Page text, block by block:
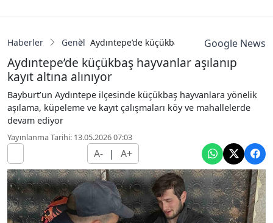
Haberler Genel Aydıntepe’de küçükbaş hayvanlar aşılanıp
Google News
Aydıntepe’de küçükbaş hayvanlar aşılanıp
kayıt altına alınıyor
Bayburt’un Aydıntepe ilçesinde küçükbaş hayvanlara yönelik
aşılama, küpeleme ve kayıt çalışmaları köy ve mahallelerde
devam ediyor
Yayınlanma Tarihi: 13.05.2026 07:03
A- | A+